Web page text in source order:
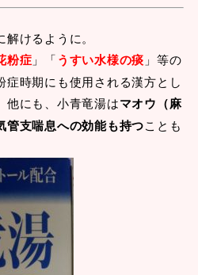
けるように。
粉症 」「うすい水様の痰 」等の
症時期にも使用される漢方とし
他にも、小青竜湯はマオウ（麻
管支喘息への効能も持つことも